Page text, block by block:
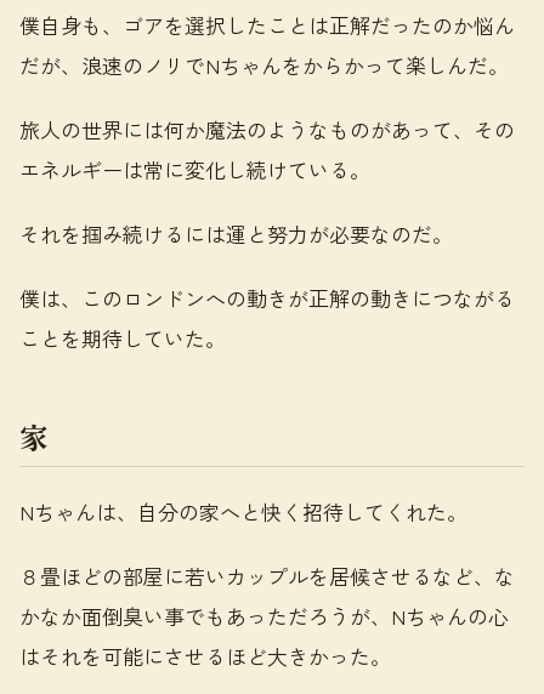
僕自身も、ゴアを選択したことは正解だったのか悩ん
だが、浪速のノリでNちゃんをからかって楽しんだ。
旅人の世界には何か魔法のようなものがあって、その
エネルギーは常に変化し続けている。
それを掴み続けるには運と努力が必要なのだ。
僕は、このロンドンへの動きが正解の動きにつながる
ことを期待していた。
家
Nちゃんは、自分の家へと快く招待してくれた。
８畳ほどの部屋に若いカップルを居候させるなど、な
かなか面倒臭い事でもあっただろうが、Nちゃんの心
はそれを可能にさせるほど大きかった。